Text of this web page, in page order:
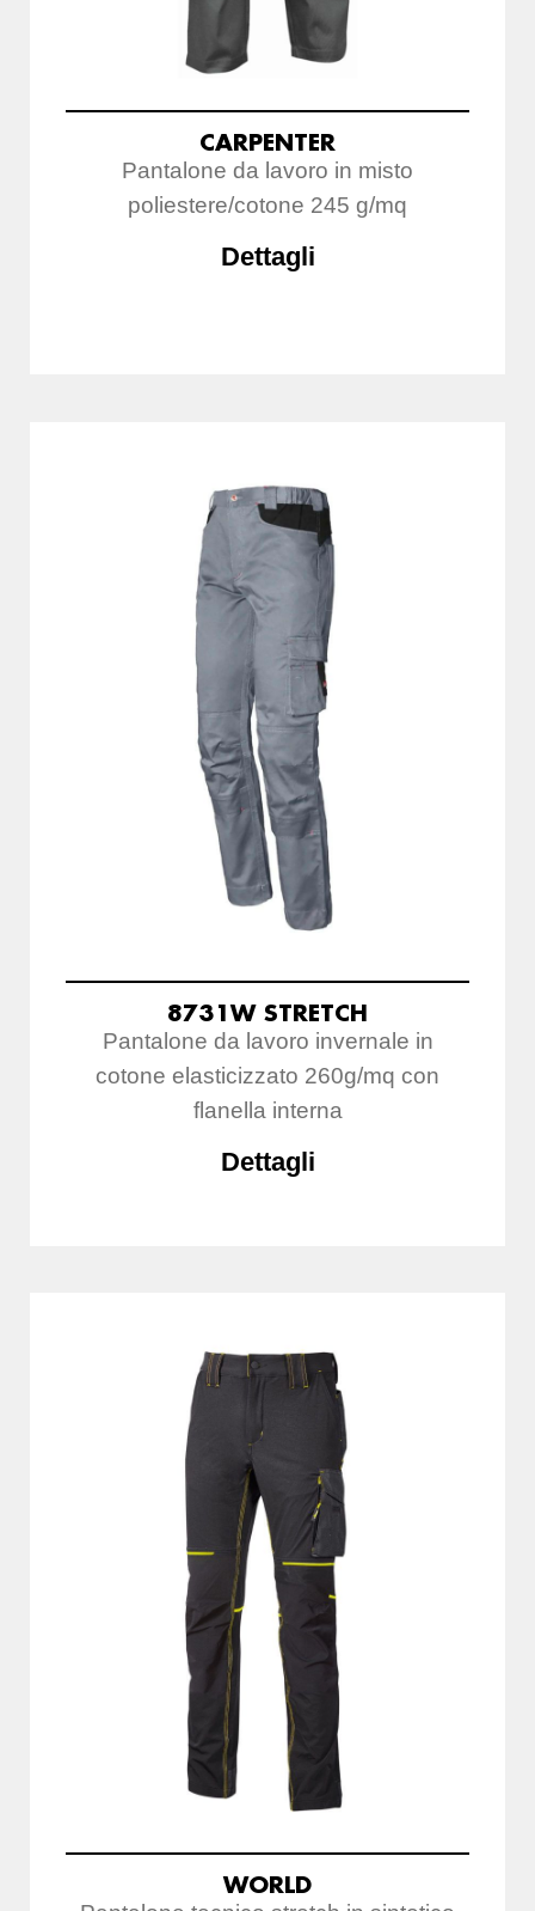
CARPENTER
Pantalone da lavoro in misto
poliestere/cotone 245 g/mq
Dettagli
8731W STRETCH
Pantalone da lavoro invernale in
cotone elasticizzato 260g/mq con
flanella interna
Dettagli
WORLD